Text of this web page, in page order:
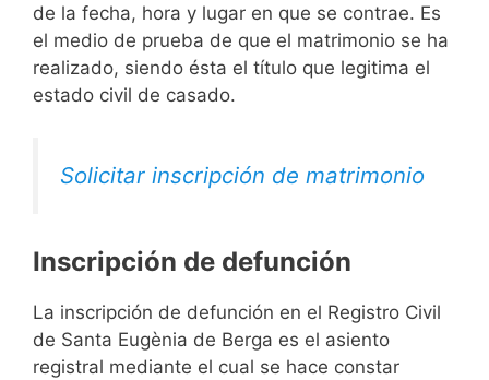
de la fecha, hora y lugar en que se contrae. Es
el medio de prueba de que el matrimonio se ha
realizado, siendo ésta el título que legitima el
estado civil de casado.
Solicitar inscripción de matrimonio
Inscripción de defunción
La inscripción de defunción en el Registro Civil
de Santa Eugènia de Berga es el asiento
registral mediante el cual se hace constar